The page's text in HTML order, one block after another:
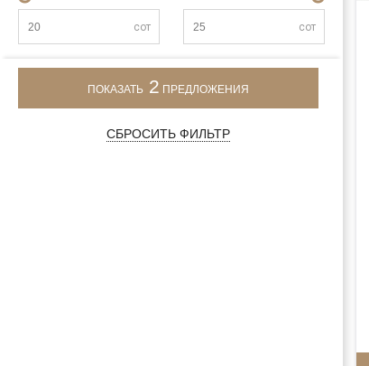
сот сот
ПОКАЗАТЬ 2 ПРЕДЛОЖЕНИЯ
СБРОСИТЬ ФИЛЬТР